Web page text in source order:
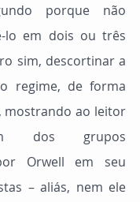
porque não
lo em dois ou três
sim, descortinar a
regime, de forma
mostrando ao leitor
dos grupos
Orwell em seu
– aliás, nem ele